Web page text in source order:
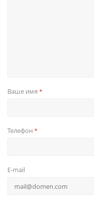
Ваше имя *
Телефон *
E-mail